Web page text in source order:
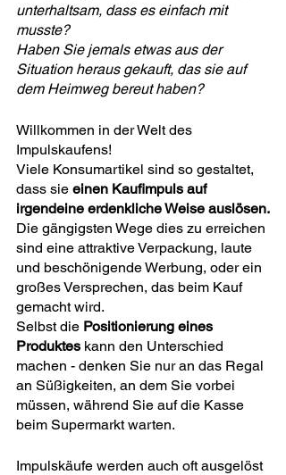
unterhaltsam, dass es einfach mit
musste?
Haben Sie jemals etwas aus der
Situation heraus gekauft, das sie auf
dem Heimweg bereut haben?
Willkommen in der Welt des
Impulskaufens!
Viele Konsumartikel sind so gestaltet,
dass sie einen Kaufimpuls auf
irgendeine erdenkliche Weise auslösen.
Die gängigsten Wege dies zu erreichen
sind eine attraktive Verpackung, laute
und beschönigende Werbung, oder ein
großes Versprechen, das beim Kauf
gemacht wird.
Selbst die Positionierung eines
Produktes kann den Unterschied
machen - denken Sie nur an das Regal
an Süßigkeiten, an dem Sie vorbei
müssen, während Sie auf die Kasse
beim Supermarkt warten.
Impulskäufe werden auch oft ausgelöst